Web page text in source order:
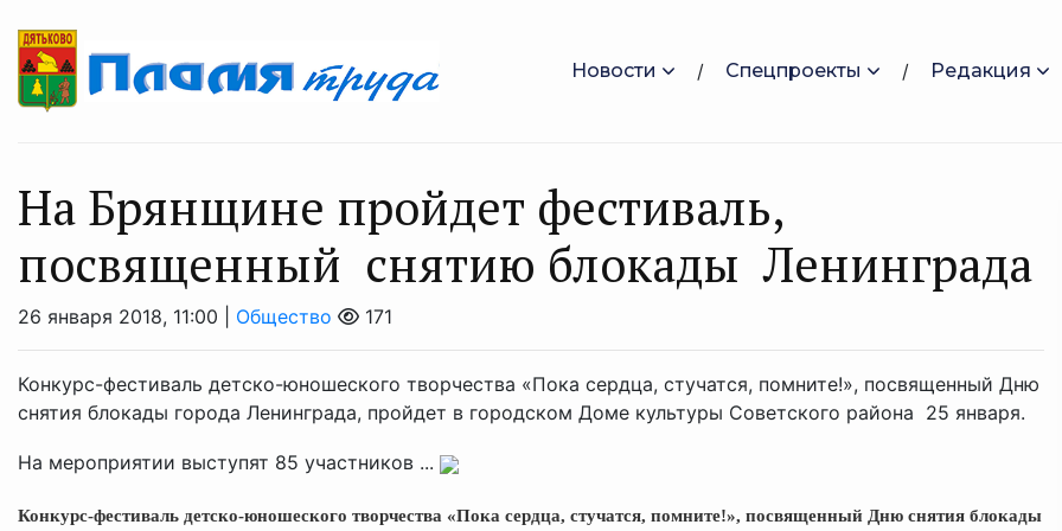
Новости Спецпроекты Редакция
На Брянщине пройдет фестиваль,
посвященный снятию блокады Ленинграда
26 января 2018, 11:00 | Общество 171
Конкурс-фестиваль детско-юношеского творчества «Пока сердца, стучатся, помните!», посвященный Дню
снятия блокады города Ленинграда, пройдет в городском Доме культуры Советского района 25 января.
На мероприятии выступят 85 участников ...
Конкурс-фестиваль детско-юношеского творчества «Пока сердца, стучатся, помните!», посвященный Дню снятия блокады